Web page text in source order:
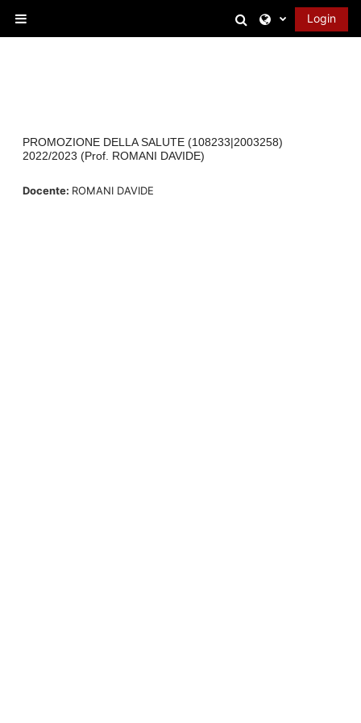
Attiva/disattiva
Login
PROMOZIONE DELLA SALUTE (108233|2003258)
2022/2023 (Prof. ROMANI DAVIDE)
Docente: ROMANI DAVIDE